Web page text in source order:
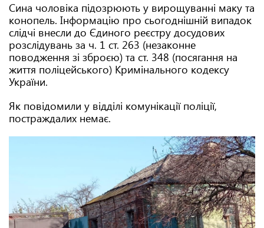
Сина чоловіка підозрюють у вирощуванні маку та
конопель. Інформацію про сьогоднішній випадок
слідчі внесли до Єдиного реєстру досудових
розслідувань за ч. 1 ст. 263 (незаконне
поводження зі зброєю) та ст. 348 (посягання на
життя поліцейського) Кримінального кодексу
України.
Як повідомили у відділі комунікації поліції,
постраждалих немає.